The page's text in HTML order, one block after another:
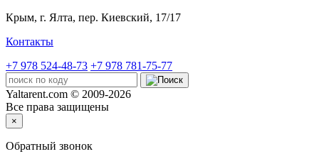
Крым, г. Ялта, пер. Киевский, 17/17
Контакты
+7 978 524-48-73 +7 978 781-75-77
Yaltarent.com © 2009-2026
Все права защищены
×
Обратный звонок